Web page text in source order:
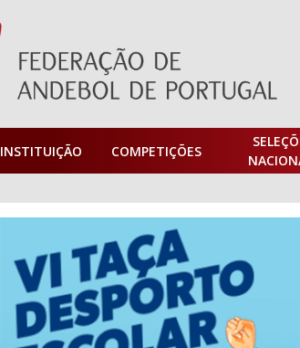
INSTITUIÇÃO COMPETIÇÕES